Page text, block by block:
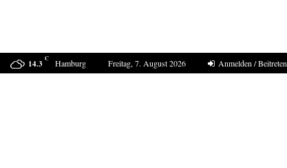
14.3 C Hamburg Freitag, 7. August 2026 Anmelden / Beitreten
Der Sommer 2040 in Europa